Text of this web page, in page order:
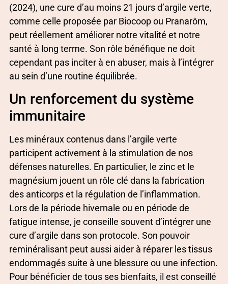
(2024), une cure d’au moins 21 jours d’argile verte,
comme celle proposée par Biocoop ou Pranarôm,
peut réellement améliorer notre vitalité et notre
santé à long terme. Son rôle bénéfique ne doit
cependant pas inciter à en abuser, mais à l’intégrer
au sein d’une routine équilibrée.
Un renforcement du système
immunitaire
Les minéraux contenus dans l’argile verte
participent activement à la stimulation de nos
défenses naturelles. En particulier, le zinc et le
magnésium jouent un rôle clé dans la fabrication
des anticorps et la régulation de l’inflammation.
Lors de la période hivernale ou en période de
fatigue intense, je conseille souvent d’intégrer une
cure d’argile dans son protocole. Son pouvoir
reminéralisant peut aussi aider à réparer les tissus
endommagés suite à une blessure ou une infection.
Pour bénéficier de tous ses bienfaits, il est conseillé